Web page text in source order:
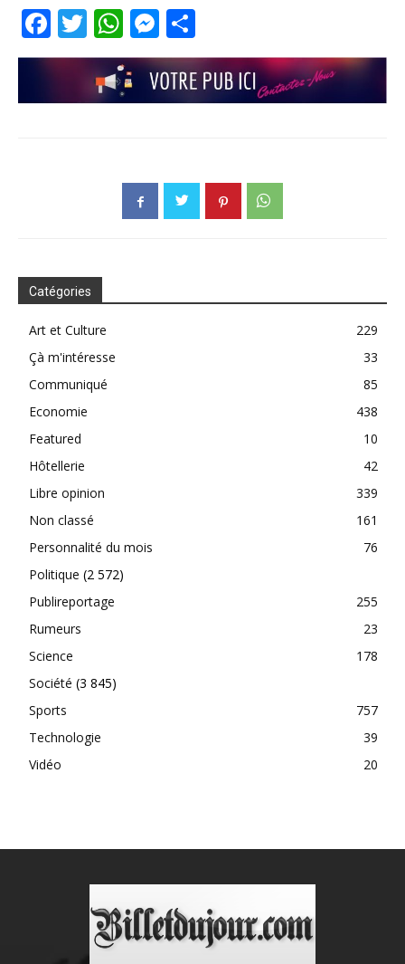
Facebook
TwitterWhatsApp
Messenger
Catégories
Art et Culture
229
Çà m'intéresse
33
Communiqué
85
Economie
438
Featured
10
Hôtellerie
42
Libre opinion
339
Non classé
161
Personnalité du mois
76
Politique (2 572)
Publireportage
255
Rumeurs
23
Science
178
Société (3 845)
Sports
757
Technologie
39
Vidéo
20